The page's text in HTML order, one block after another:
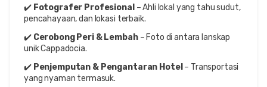
✔️ Fotografer Profesional – Ahli lokal yang tahu sudut,
pencahayaan, dan lokasi terbaik.
✔️ Cerobong Peri & Lembah – Foto di antara lanskap
unik Cappadocia.
✔️ Penjemputan & Pengantaran Hotel – Transportasi
yang nyaman termasuk.